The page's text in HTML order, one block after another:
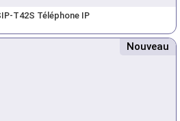
T42S Téléphone IP
Nouveau